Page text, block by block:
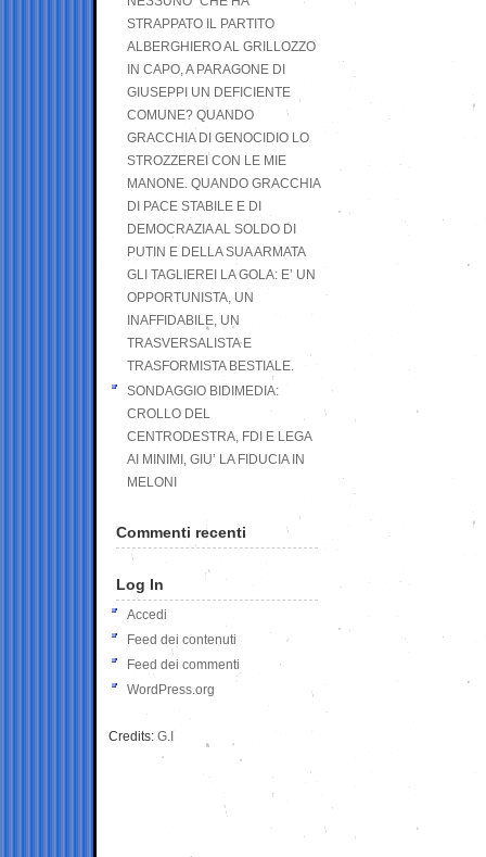
STRAPPATO IL PARTITO
ALBERGHIERO AL GRILLOZZO
IN CAPO, A PARAGONE DI
GIUSEPPI UN DEFICIENTE
COMUNE? QUANDO
GRACCHIA DI GENOCIDIO LO
STROZZEREI CON LE MIE
MANONE. QUANDO GRACCHIA
DI PACE STABILE E DI
DEMOCRAZIA AL SOLDO DI
PUTIN E DELLA SUA ARMATA
GLI TAGLIEREI LA GOLA: E’ UN
OPPORTUNISTA, UN
INAFFIDABILE, UN
TRASVERSALISTA E
TRASFORMISTA BESTIALE.
SONDAGGIO BIDIMEDIA:
CROLLO DEL
CENTRODESTRA, FDI E LEGA
AI MINIMI, GIU’ LA FIDUCIA IN
MELONI
Commenti recenti
Log In
Accedi
Feed dei contenuti
Feed dei commenti
WordPress.org
Credits: G.I